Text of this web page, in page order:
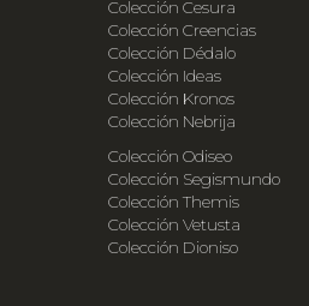
Colección Cesura
Colección Creencias
Colección Dédalo
Colección Ideas
Colección Kronos
Colección Nebrija
Colección Odiseo
Colección Segismundo
Colección Themis
Colección Vetusta
Colección Dioniso